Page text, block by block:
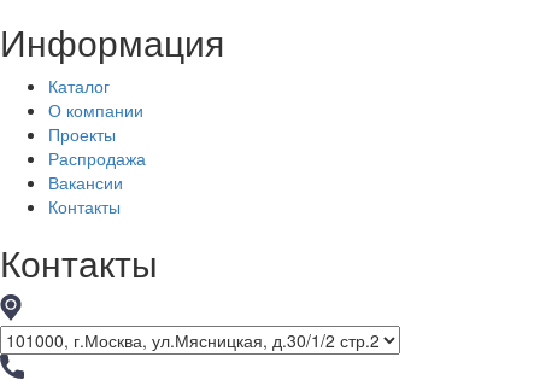
Информация
Каталог
О компании
Проекты
Распродажа
Вакансии
Контакты
Контакты